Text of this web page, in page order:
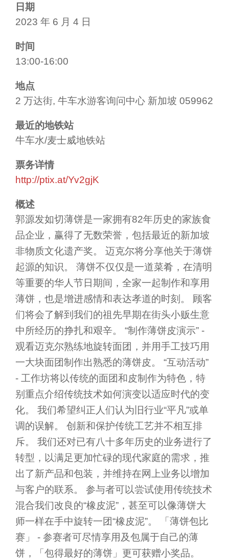
日期
2023 年 6 月 4 日
时间
13:00-16:00
地点
2 万达街, 牛车水游客询问中心 新加坡 059962
最近的地铁站
牛车水/麦士威地铁站
票务详情
http://ptix.at/Yv2gjK
概述
郭源发如切薄饼是一家拥有82年历史的家族食
品企业，赢得了无数荣誉，包括最近的新加坡
非物质文化遗产奖。 迈克尔将分享他关于薄饼
起源的知识。 薄饼不仅仅是一道菜肴，在清明
等重要的华人节日期间，全家一起制作和享用
薄饼，也是增进感情和表达孝道的时刻。 顾客
们将会了解到我们的祖先早期在街头小贩生意
中所经历的挣扎和艰辛。 “制作薄饼皮演示” -
观看迈克尔熟练地旋转面团，并用手工技巧用
一大块面团制作出熟悉的薄饼皮。 “互动活动”
- 工作坊将以传统的面团和皮制作为特色，特
别重点介绍传统技术如何演变以适应时代的变
化。 我们希望纠正人们认为旧行业“平凡”或单
调的误解。 创新和保护传统工艺并不相互排
斥。 我们还对已有八十多年历史的业务进行了
转型，以满足更加忙碌的现代家庭的需求，推
出了新产品和包装，并维持在网上业务以增加
与客户的联系。 参与者可以尝试使用传统技术
混合我们改良的“橡皮泥”，甚至可以像薄饼大
师一样在手中旋转一团“橡皮泥”。 「薄饼包比
赛」 - 参赛者可尽情享用及包属于自己的薄
饼，「包得最好的薄饼」更可获赠小奖品。